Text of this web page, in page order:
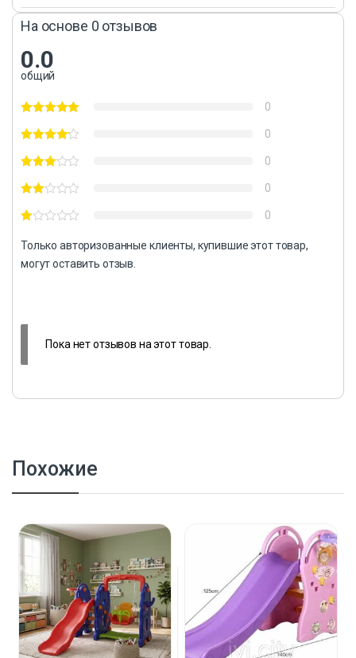
На основе 0 отзывов
0.0
общий
0
0
0
0
0
Только авторизованные клиенты, купившие этот товар,
могут оставить отзыв.
Пока нет отзывов на этот товар.
Похожие